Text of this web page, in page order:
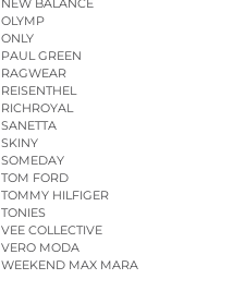
OLYMP
ONLY
PAUL GREEN
RAGWEAR
REISENTHEL
RICHROYAL
SANETTA
SKINY
SOMEDAY
TOM FORD
TOMMY HILFIGER
TONIES
VEE COLLECTIVE
VERO MODA
WEEKEND MAX MARA